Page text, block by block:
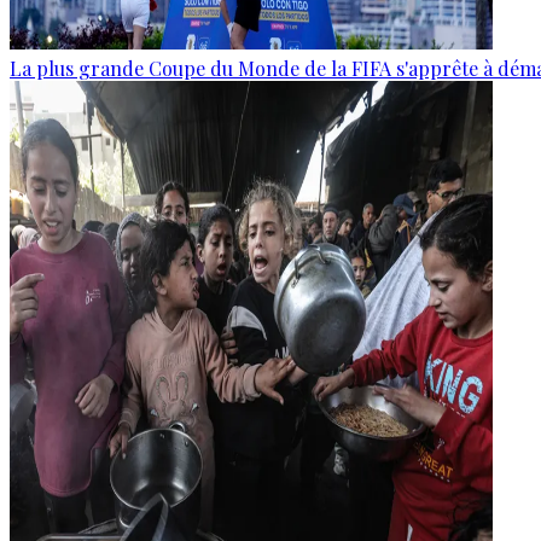
La plus grande Coupe du Monde de la FIFA s'apprête à